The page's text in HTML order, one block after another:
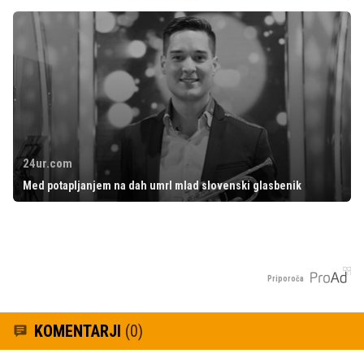
24ur.com
Med potapljanjem na dah umrl mlad slovenski glasbenik
Priporoča
KOMENTARJI (0)